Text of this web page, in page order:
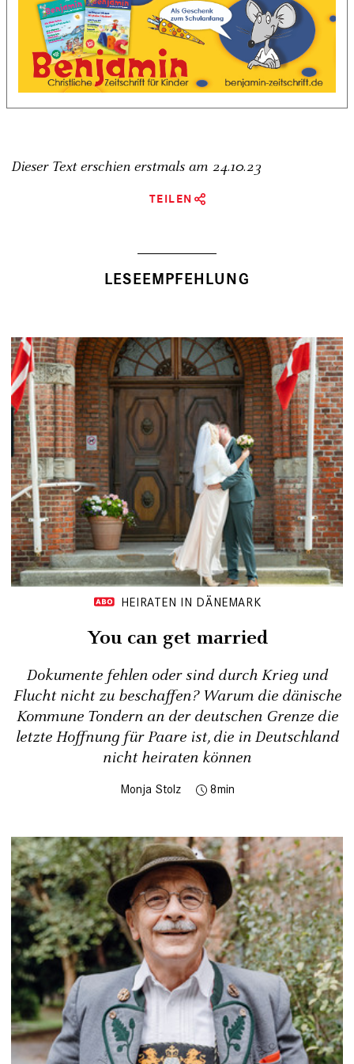
Dieser Text erschien erstmals am 24.10.23
TEILEN
LESEEMPFEHLUNG
HEIRATEN IN DÄNEMARK
You can get married
Dokumente fehlen oder sind durch Krieg und
Flucht nicht zu beschaffen? Warum die dänische
Kommune Tondern an der deutschen Grenze die
letzte Hoffnung für Paare ist, die in Deutschland
nicht heiraten können
Monja Stolz 8